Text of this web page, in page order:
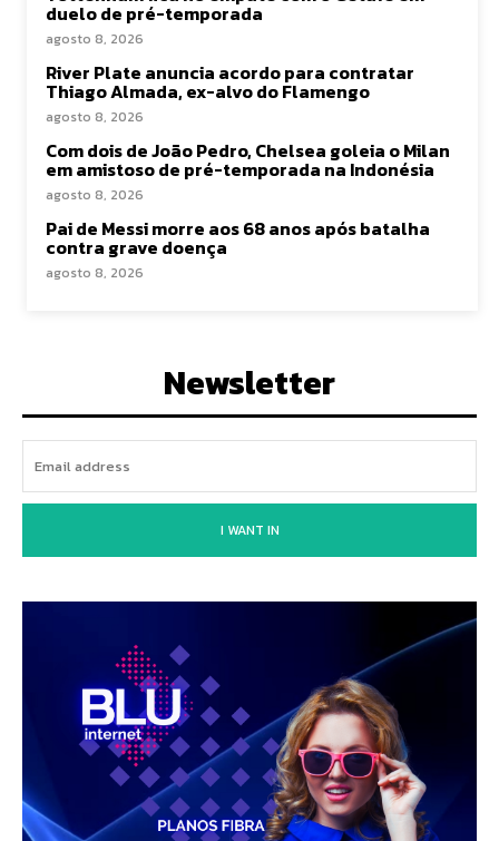
duelo de pré-temporada
agosto 8, 2026
River Plate anuncia acordo para contratar
Thiago Almada, ex-alvo do Flamengo
agosto 8, 2026
Com dois de João Pedro, Chelsea goleia o Milan
em amistoso de pré-temporada na Indonésia
agosto 8, 2026
Pai de Messi morre aos 68 anos após batalha
contra grave doença
agosto 8, 2026
Newsletter
I WANT IN